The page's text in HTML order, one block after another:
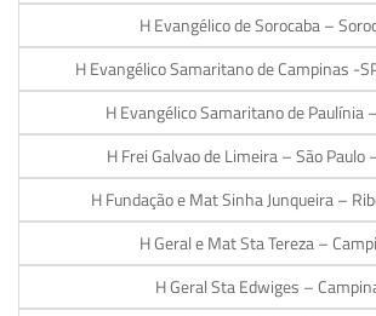
H Evangélico de Sorocaba –
H Evangélico Samaritano de Campinas -
H Evangélico Samaritano de Paulínia
H Frei Galvao de Limeira – São Paulo
H Fundação e Mat Sinha Junqueira –
H Geral e Mat Sta Tereza –
H Geral Sta Edwiges –